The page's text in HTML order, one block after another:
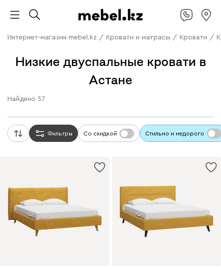
Интернет-магазин mebel.kz / Кровати и матрасы / Кровати /
Низкие двуспальные кровати в
Астане
Найдено 57
Фильтры Со скидкой Стильно и недорого